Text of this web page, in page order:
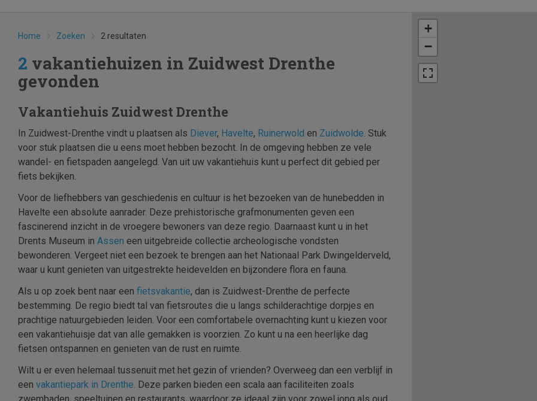
Home Zoeken 2 resultaten
2 vakantiehuizen in Zuidwest Drenthe
gevonden
Vakantiehuis Zuidwest Drenthe
In Zuidwest-Drenthe vindt u plaatsen als Diever, Havelte, Ruinerwold en Zuidwolde. Stuk
voor stuk plaatsen die u eens moet hebben bezocht. In de omgeving hebben ze vele
wandel- en fietspaden aangelegd. Van uit uw vakantiehuis kunt u perfect dit gebied per
fiets bekijken.
Voor de liefhebbers van geschiedenis en cultuur is het bezoeken van de hunebedden in
Havelte een absolute aanrader. Deze prehistorische grafmonumenten geven een
fascinerend inzicht in de vroegere bewoners van deze regio. Daarnaast kunt u in het
Drents Museum in Assen een uitgebreide collectie archeologische vondsten
bewonderen. Vergeet niet een bezoek te brengen aan het Nationaal Park Dwingelderveld,
waar u kunt genieten van uitgestrekte heidevelden en bijzondere flora en fauna.
Als u op zoek bent naar een fietsvakantie, dan is Zuidwest-Drenthe de perfecte
bestemming. De regio biedt tal van fietsroutes die u langs schilderachtige dorpjes en
prachtige natuurgebieden leiden. Voor een comfortabele overnachting kunt u kiezen voor
een vakantiehuisje dat van alle gemakken is voorzien. Zo kunt u na een heerlijke dag
fietsen ontspannen en genieten van de rust en ruimte.
Wilt u er even helemaal tussenuit met het gezin of vrienden? Overweeg dan een verblijf in
een vakantiepark in Drenthe. Deze parken bieden een scala aan faciliteiten zoals
+
−